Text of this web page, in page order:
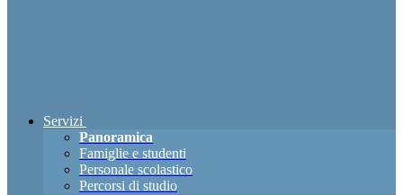
Servizi
Panoramica
Famiglie e studenti
Personale scolastico
Percorsi di studio